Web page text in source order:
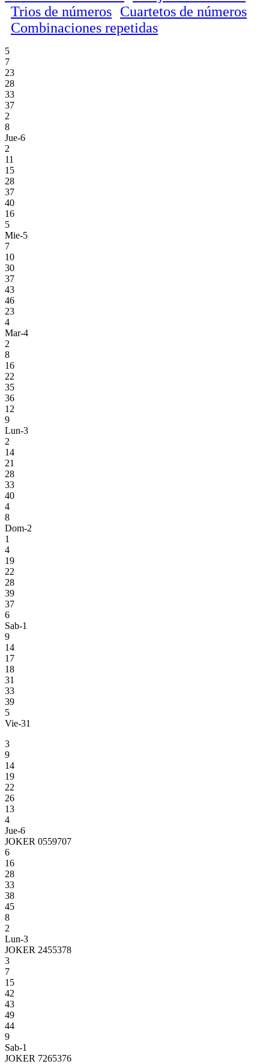
Trios de números Cuartetos de números
Combinaciones repetidas
5
7
23
28
33
37
2
8
Jue-6
2
11
15
28
37
40
16
5
Mie-5
7
10
30
37
43
46
23
4
Mar-4
2
8
16
22
35
36
12
9
Lun-3
2
14
21
28
33
40
4
8
Dom-2
1
4
19
22
28
39
37
6
Sab-1
9
14
17
18
31
33
39
5
Vie-31
3
9
14
19
22
26
13
4
Jue-6
JOKER 0559707
6
16
28
33
38
45
8
2
Lun-3
JOKER 2455378
3
7
15
42
43
49
44
9
Sab-1
JOKER 7265376